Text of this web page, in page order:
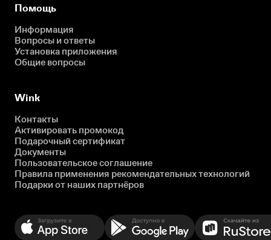
Помощь
Информация
Вопросы и ответы
Установка приложения
Общие вопросы
Wink
Контакты
Активировать промокод
Подарочный сертификат
Документы
Пользовательское соглашение
Правила применения рекомендательных технологий
Подарки от наших партнёров